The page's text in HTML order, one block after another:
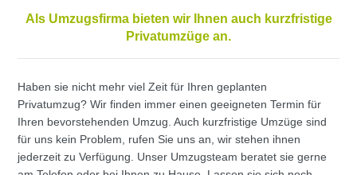
Als Umzugsfirma bieten wir Ihnen auch kurzfristige
Privatumzüge an.
Haben sie nicht mehr viel Zeit für Ihren geplanten
Privatumzug? Wir finden immer einen geeigneten Termin für
Ihren bevorstehenden Umzug. Auch kurzfristige Umzüge sind
für uns kein Problem, rufen Sie uns an, wir stehen ihnen
jederzeit zu Verfügung. Unser Umzugsteam beratet sie gerne